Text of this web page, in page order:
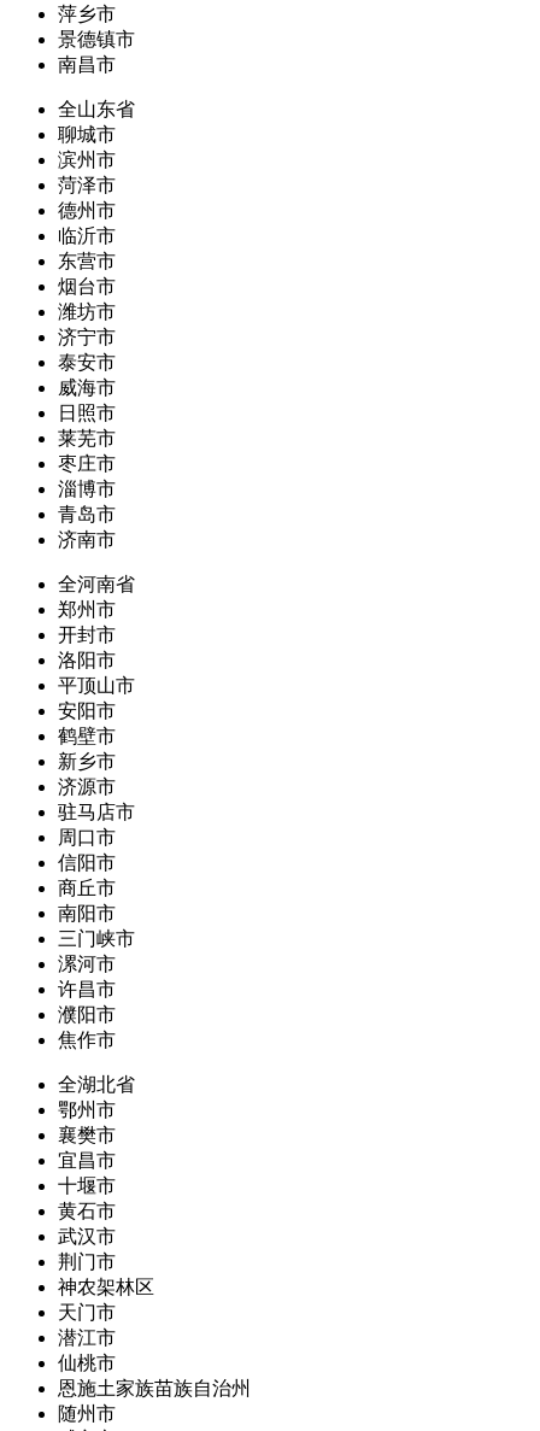
萍乡市
景德镇市
南昌市
全山东省
聊城市
滨州市
菏泽市
德州市
临沂市
东营市
烟台市
潍坊市
济宁市
泰安市
威海市
日照市
莱芜市
枣庄市
淄博市
青岛市
济南市
全河南省
郑州市
开封市
洛阳市
平顶山市
安阳市
鹤壁市
新乡市
济源市
驻马店市
周口市
信阳市
商丘市
南阳市
三门峡市
漯河市
许昌市
濮阳市
焦作市
全湖北省
鄂州市
襄樊市
宜昌市
十堰市
黄石市
武汉市
荆门市
神农架林区
天门市
潜江市
仙桃市
恩施土家族苗族自治州
随州市